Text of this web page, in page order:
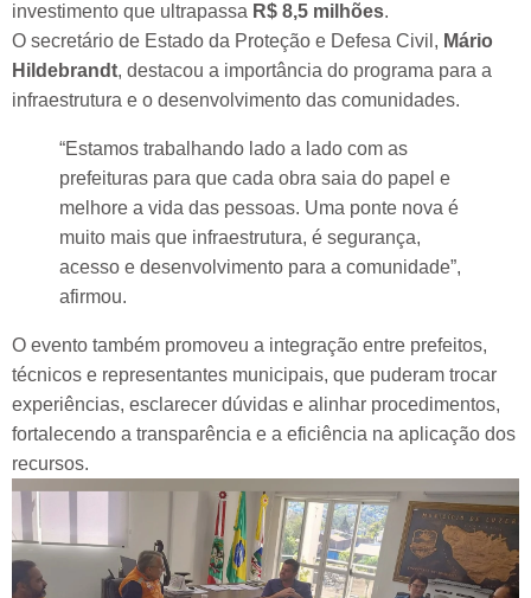
investimento que ultrapassa R$ 8,5 milhões.
O secretário de Estado da Proteção e Defesa Civil, Mário
Hildebrandt, destacou a importância do programa para a
infraestrutura e o desenvolvimento das comunidades.
“Estamos trabalhando lado a lado com as
prefeituras para que cada obra saia do papel e
melhore a vida das pessoas. Uma ponte nova é
muito mais que infraestrutura, é segurança,
acesso e desenvolvimento para a comunidade”,
afirmou.
O evento também promoveu a integração entre prefeitos,
técnicos e representantes municipais, que puderam trocar
experiências, esclarecer dúvidas e alinhar procedimentos,
fortalecendo a transparência e a eficiência na aplicação dos
recursos.